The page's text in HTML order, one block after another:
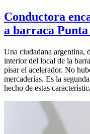
Conductora
a barraca Punta
Una ciudadana argentina,
interior del local de la
pisar el acelerador. No
mercaderías. Es la
hecho de estas